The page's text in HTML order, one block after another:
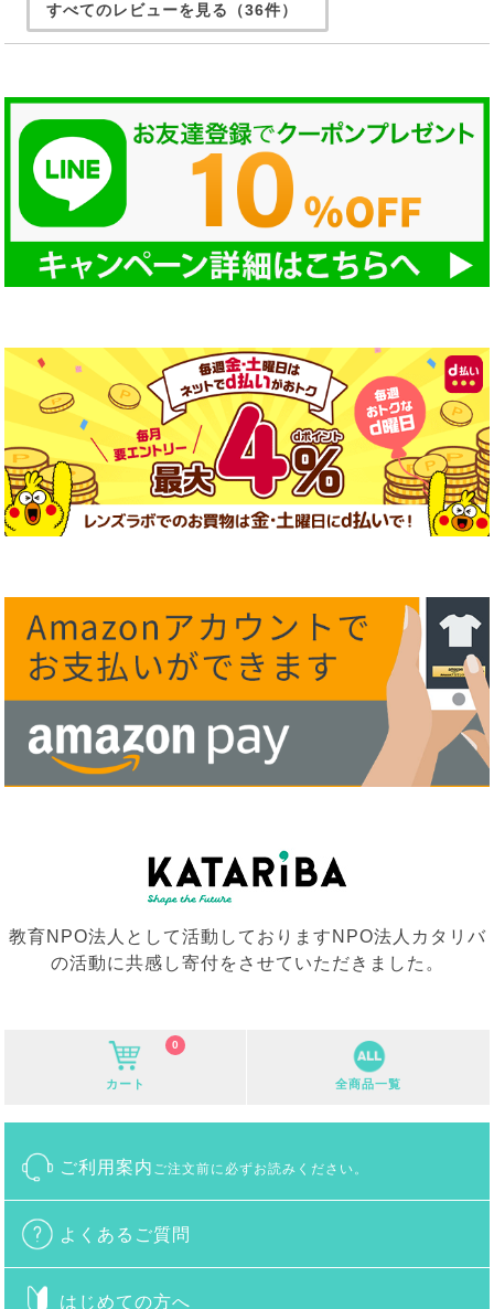
すべてのレビューを見る（36件）
教育NPO法人として活動しておりますNPO法人カタリバ
の活動に共感し寄付をさせていただきました。
カート
0
全商品一覧
ご利用案内 ご注文前に必ずお読みください。
よくあるご質問
はじめての方へ